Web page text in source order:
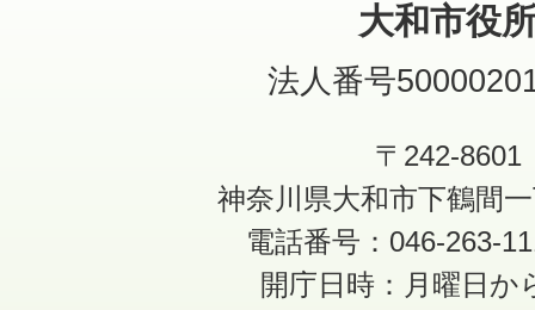
大和市役
法人番号
〒242-8601
神奈川県大和市下鶴間
電話番号：046-263-
開庁日時：月曜日か